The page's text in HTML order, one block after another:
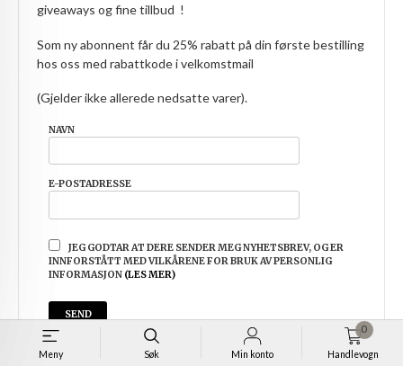
Meny Søk Min konto Handlevogn
0
KATIA MASKEWIRE 2MM TIL PINNER OPP TIL 4,5MM.
giveaways og fine tillbud !
Som ny abonnent får du 25% rabatt på din første bestilling
hos oss med rabattkode i velkomstmail
(Gjelder ikke allerede nedsatte varer).
NAVN
E-POSTADRESSE
JEG GODTAR AT DERE SENDER MEG NYHETSBREV, OG ER
INNFORSTÅTT MED VILKÅRENE FOR BRUK AV PERSONLIG
INFORMASJON (LES MER)